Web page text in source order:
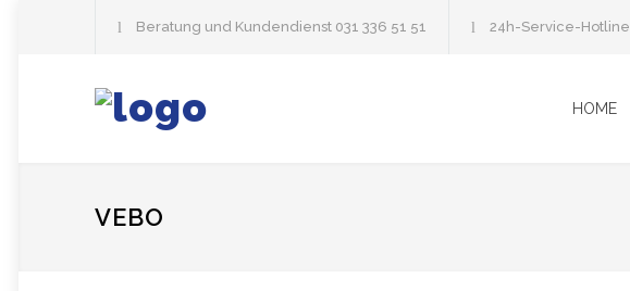
Beratung und Kundendienst 031 336 51 51 24h-Service-Hotline
HOME
VEBO